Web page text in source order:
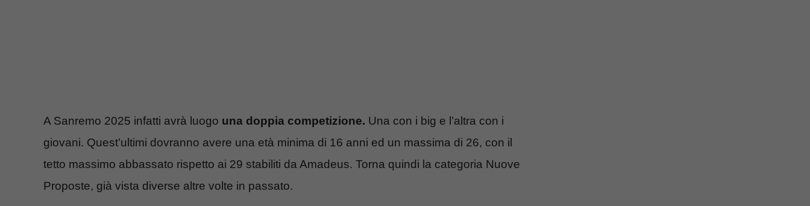
A Sanremo 2025 infatti avrà luogo una doppia competizione. Una con i big e l’altra con i
giovani. Quest’ultimi dovranno avere una età minima di 16 anni ed un massima di 26, con il
tetto massimo abbassato rispetto ai 29 stabiliti da Amadeus. Torna quindi la categoria Nuove
Proposte, già vista diverse altre volte in passato.